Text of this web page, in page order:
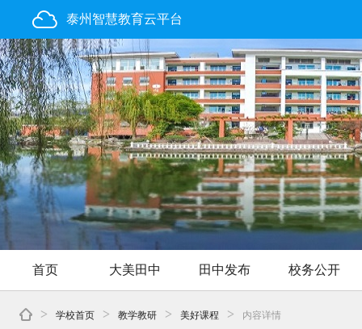
泰州智慧教育云平台
首页 大美田中 田中发布 校务公开
> 学校首页 > 教学教研 > 美好课程 > 内容详情